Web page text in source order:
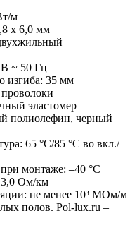
м
х 6,0 мм
~ 50 Гц
изгиба: 35 мм
эластомер
полиолефин, черный
65 °С/85 °С во вкл./
монтаже: –40 °С
Ом/км
не менее 10³ МОм/м
полов. Pol-lux.ru –